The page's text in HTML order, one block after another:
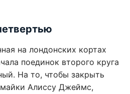
на лондонских кортах
поединок второго круга
На то, чтобы закрыть
Алиссу Джеймс,